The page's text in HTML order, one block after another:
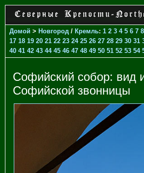
Домой > Новгород / Кремль: 1 2 3 4 5 6 7 8
17 18 19 20 21 22 23 24 25 26 27 28 29 30 31
40 41 42 43 44 45 46 47 48 49 50 51 52 53 54
Софийский собор: вид
Софийской звонницы